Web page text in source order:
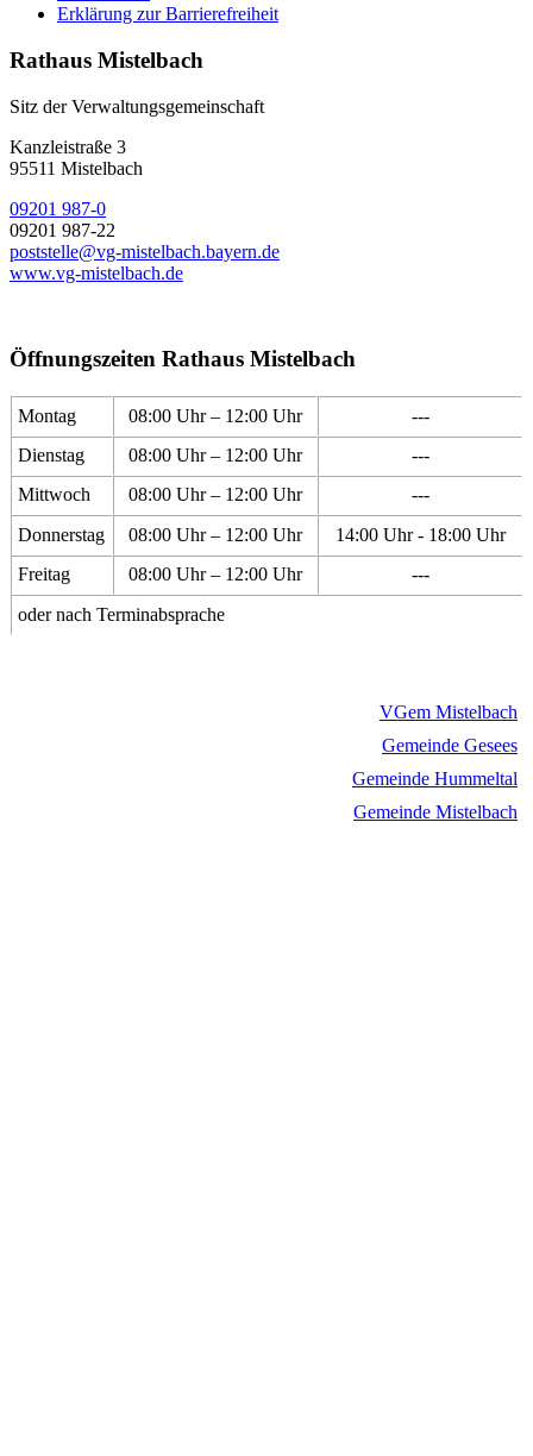
Erklärung zur Barrierefreiheit
Rathaus Mistelbach
Sitz der Verwaltungsgemeinschaft
Kanzleistraße 3
95511 Mistelbach
09201 987-0
09201 987-22
poststelle@vg-mistelbach.bayern.de
www.vg-mistelbach.de
Öffnungszeiten Rathaus Mistelbach
Montag 08:00 Uhr – 12:00 Uhr
---
Dienstag
08:00 Uhr – 12:00 Uhr
---
Mittwoch
08:00 Uhr – 12:00 Uhr
---
Donnerstag
08:00 Uhr – 12:00 Uhr
14:00 Uhr - 18:00 Uhr
Freitag
08:00 Uhr – 12:00 Uhr
---
oder nach Terminabsprache
VGem Mistelbach
Gemeinde Gesees
Gemeinde Hummeltal
Gemeinde Mistelbach